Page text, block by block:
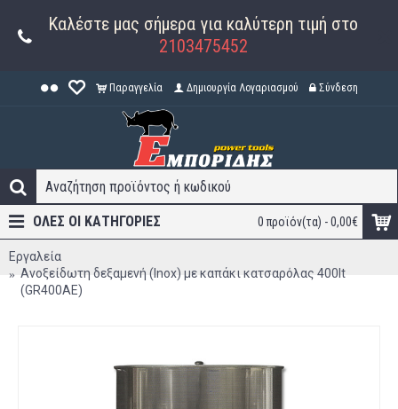
Καλέστε μας σήμερα για καλύτερη τιμή στο
2103475452
Παραγγελία Δημιουργία Λογαριασμού Σύνδεση
0 προϊόν(τα) - 0,00€
ΟΛΕΣ ΟΙ ΚΑΤΗΓΟΡΊΕΣ
Εργαλεία
Ανοξείδωτη δεξαμενή (Inox) με καπάκι κατσαρόλας 400lt
(GR400AE)